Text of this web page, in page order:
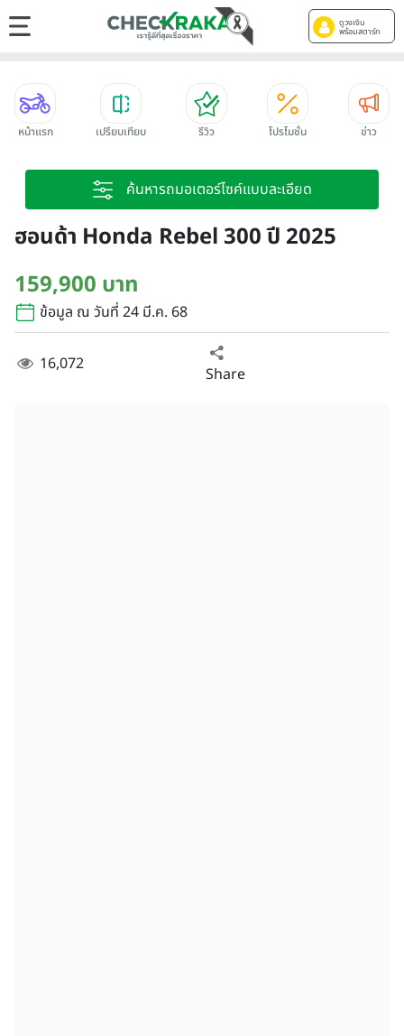
ดูวงเงิน
พร้อมสตาร์ท
หน้าแรก เปรียบเทียบ รีวิว โปรโมชั่น ข่าว
ค้นหารถมอเตอร์ไซค์แบบละเอียด
ฮอนด้า Honda Rebel 300 ปี 2025
159,900 บาท
ข้อมูล ณ วันที่ 24 มี.ค. 68
16,072 Share